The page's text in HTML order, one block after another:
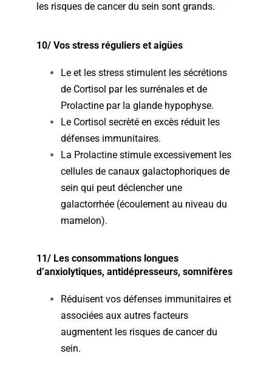
les risques de cancer du sein sont grands.
10/ Vos stress réguliers et aigües
Le et les stress stimulent les sécrétions
de Cortisol par les surrénales et de
Prolactine par la glande hypophyse.
Le Cortisol secrèté en excès réduit les
défenses immunitaires.
La Prolactine stimule excessivement les
cellules de canaux galactophoriques de
sein qui peut déclencher une
galactorrhée (écoulement au niveau du
mamelon).
11/ Les consommations longues
d’anxiolytiques, antidépresseurs, somnifères
Réduisent vos défenses immunitaires et
associées aux autres facteurs
augmentent les risques de cancer du
sein.